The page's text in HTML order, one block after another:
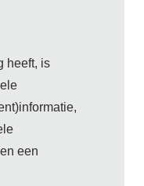
heeft, is
een